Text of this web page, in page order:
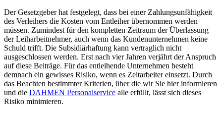
Der Gesetzgeber hat festgelegt, dass bei einer Zahlungsunfähigkeit
des Verleihers die Kosten vom Entleiher übernommen werden
müssen. Zumindest für den kompletten Zeitraum der Überlassung
der Leiharbeitnehmer, auch wenn das Kundenunternehmen keine
Schuld trifft. Die Subsidiärhaftung kann vertraglich nicht
ausgeschlossen werden. Erst nach vier Jahren verjährt der Anspruch
auf diese Beiträge. Für das entleihende Unternehmen besteht
demnach ein gewisses Risiko, wenn es Zeitarbeiter einsetzt. Durch
das Beachten bestimmter Kriterien, über die wir Sie hier informieren
und die DAHMEN Personalservice alle erfüllt, lässt sich dieses
Risiko minimieren.